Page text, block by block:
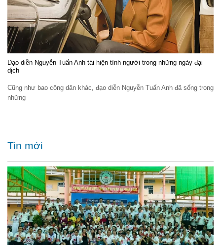
Đạo diễn Nguyễn Tuấn Anh tái hiện tình người trong những ngày đại
dịch
Cũng như bao công dân khác, đạo diễn Nguyễn Tuấn Anh đã sống trong
những
Tin mới